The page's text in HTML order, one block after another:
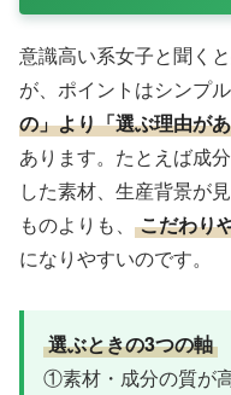
意識高い系女子と聞く
が、ポイントはシンプ
の」より「選ぶ理由が
あります。たとえば成
した素材、生産背景が
ものよりも、
こだわり
になりやすいのです。
選ぶときの3つの軸
①素材・成分の質が